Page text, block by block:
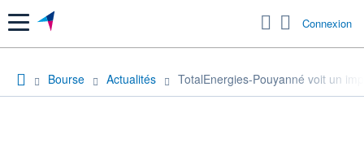
Menu Connexion
Bourse Actualités TotalEnergies-Pouyanné voit un